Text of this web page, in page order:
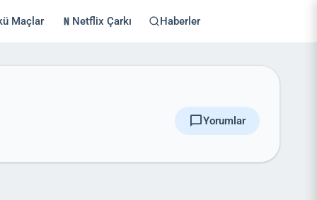
Maçlar Netflix Çarkı Haberler
chat_bubbleYorumlar